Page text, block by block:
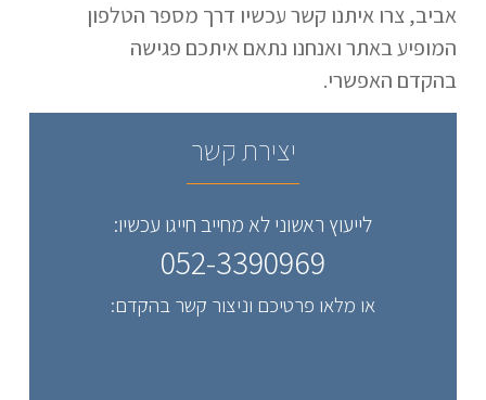
אביב, צרו איתנו קשר עכשיו דרך מספר הטלפון
המופיע באתר ואנחנו נתאם איתכם פגישה
בהקדם האפשרי.
יצירת קשר
לייעוץ ראשוני לא מחייב חייגו עכשיו:
052-3390969
או מלאו פרטיכם וניצור קשר בהקדם: